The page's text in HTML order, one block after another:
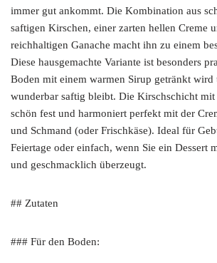
immer gut ankommt. Die Kombination aus
saftigen Kirschen, einer zarten hellen Creme
reichhaltigen Ganache macht ihn zu einem
Diese hausgemachte Variante ist besonders
Boden mit einem warmen Sirup getränkt wird
wunderbar saftig bleibt. Die Kirschschicht
schön fest und harmoniert perfekt mit der
und Schmand (oder Frischkäse). Ideal für
Feiertage oder einfach, wenn Sie ein Dessert
und geschmacklich überzeugt.
## Zutaten
### Für den Boden: